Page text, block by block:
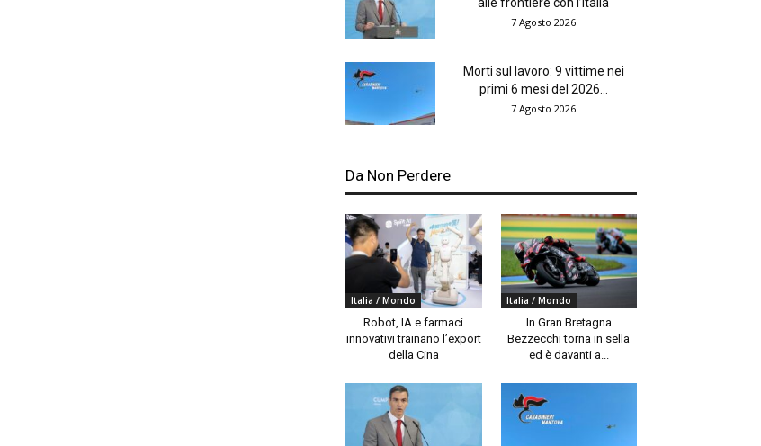
alle frontiere con l’Italia
7 Agosto 2026
Morti sul lavoro: 9 vittime nei
primi 6 mesi del 2026...
7 Agosto 2026
Da Non Perdere
Italia / Mondo
Robot, IA e farmaci
innovativi trainano l’export
della Cina
Italia / Mondo
In Gran Bretagna
Bezzecchi torna in sella
ed è davanti a...